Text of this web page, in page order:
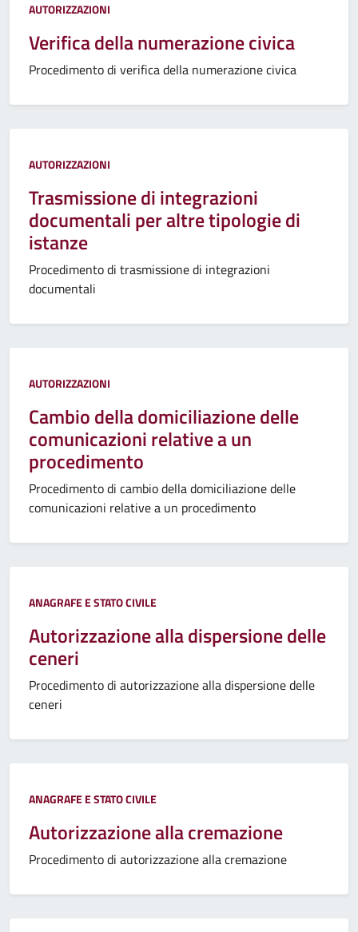
AUTORIZZAZIONI
Verifica della numerazione civica
Procedimento di verifica della numerazione civica
AUTORIZZAZIONI
Trasmissione di integrazioni
documentali per altre tipologie di
istanze
Procedimento di trasmissione di integrazioni
documentali
AUTORIZZAZIONI
Cambio della domiciliazione delle
comunicazioni relative a un
procedimento
Procedimento di cambio della domiciliazione delle
comunicazioni relative a un procedimento
ANAGRAFE E STATO CIVILE
Autorizzazione alla dispersione delle
ceneri
Procedimento di autorizzazione alla dispersione delle
ceneri
ANAGRAFE E STATO CIVILE
Autorizzazione alla cremazione
Procedimento di autorizzazione alla cremazione